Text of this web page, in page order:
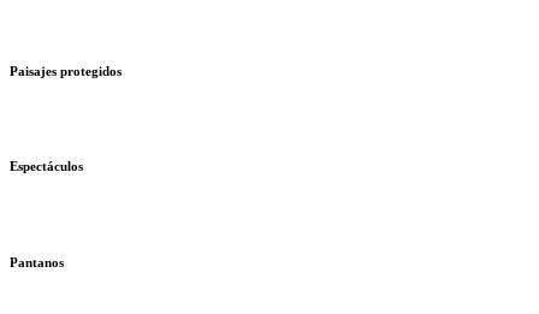
Paisajes protegidos
Espectáculos
Pantanos